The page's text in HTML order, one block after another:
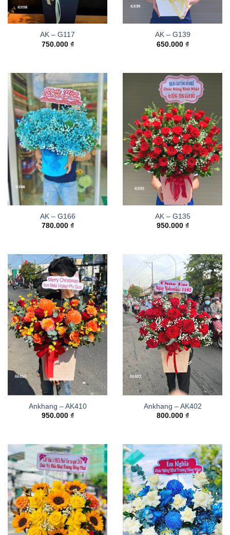
AK – G117
750.000 ₫
AK – G139
650.000 ₫
AK – G166
780.000 ₫
AK – G135
950.000 ₫
Ankhang – AK410
950.000 ₫
Ankhang – AK402
800.000 ₫